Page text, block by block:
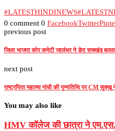
#LATESTHINDINEWS
0 comment 0 FacebookTwitter
previous post
जिला भाजपा कोर कमेटी जालंधर ने डेरा सचखंड
next post
राष्ट्रपिता महात्मा गांधी की पुण्यतिथि पर CM
You may also like
HMV कॉलेज की छात्रा ने